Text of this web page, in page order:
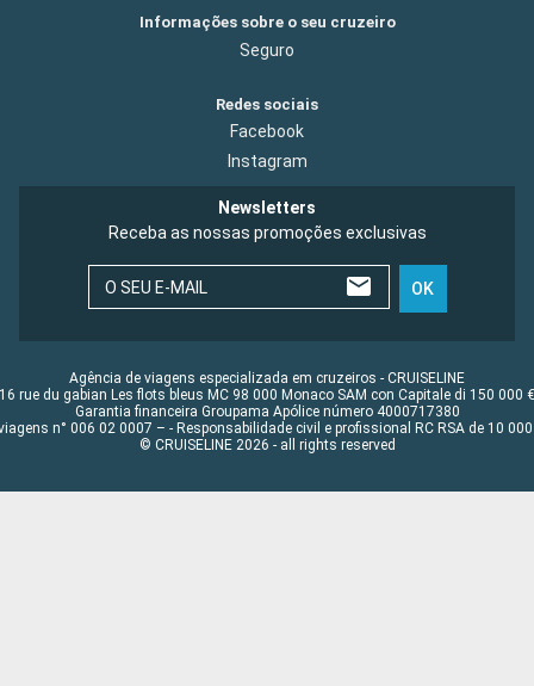
Informações sobre o seu cruzeiro
Seguro
Redes sociais
Facebook
Instagram
Newsletters
Receba as nossas promoções exclusivas
O SEU E-MAIL OK
Agência de viagens especializada em cruzeiros - CRUISELINE
16 rue du gabian Les flots bleus MC 98 000 Monaco SAM con Capitale di 150 000 €
Garantia financeira Groupama Apólice número 4000717380
n° 006 02 0007 – - Responsabilidade civil e profissional RC RSA de 10 000
© CRUISELINE 2026 - all rights reserved